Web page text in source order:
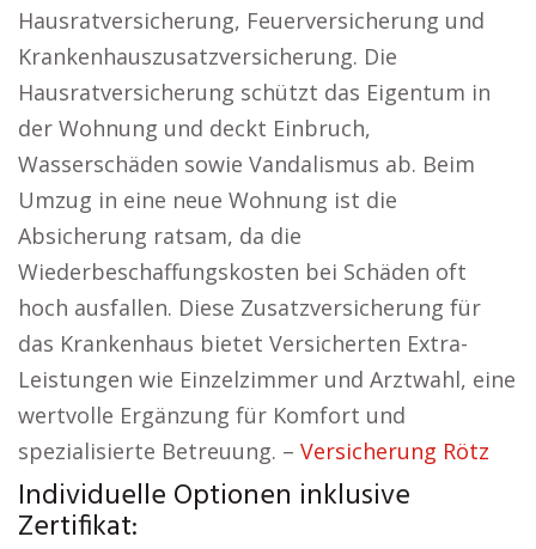
Hausratversicherung, Feuerversicherung und
Krankenhauszusatzversicherung. Die
Hausratversicherung schützt das Eigentum in
der Wohnung und deckt Einbruch,
Wasserschäden sowie Vandalismus ab. Beim
Umzug in eine neue Wohnung ist die
Absicherung ratsam, da die
Wiederbeschaffungskosten bei Schäden oft
hoch ausfallen. Diese Zusatzversicherung für
das Krankenhaus bietet Versicherten Extra-
Leistungen wie Einzelzimmer und Arztwahl, eine
wertvolle Ergänzung für Komfort und
spezialisierte Betreuung. – Versicherung Rötz
Individuelle Optionen inklusive
Zertifikat: